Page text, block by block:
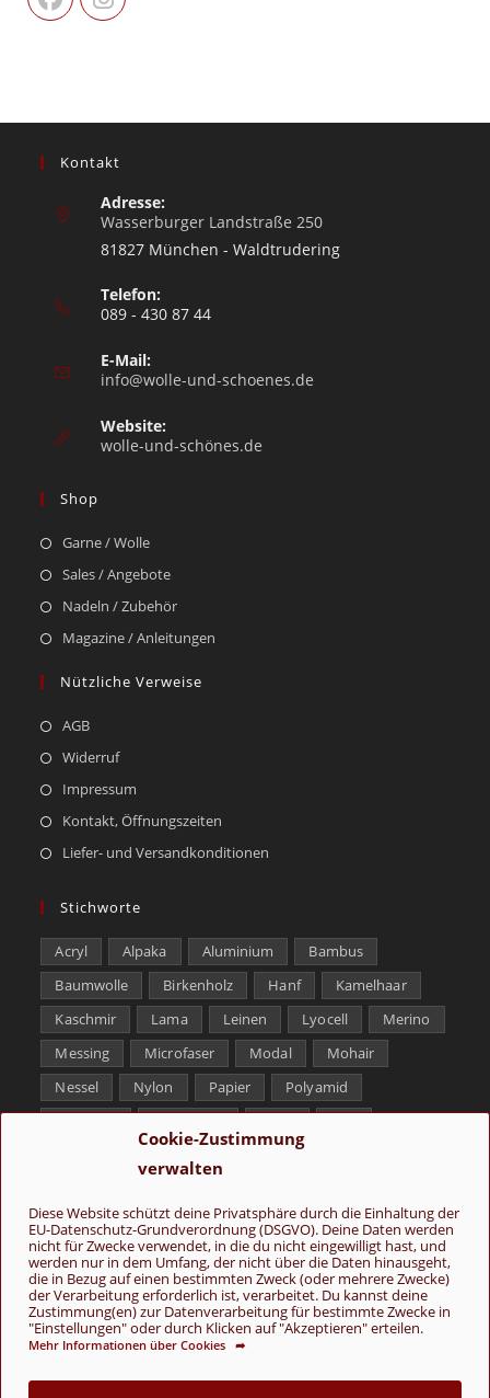
Cookie-Zustimmung
verwalten
Diese Website schützt deine Privatsphäre durch die Einhaltung der
EU-Datenschutz-Grundverordnung (DSGVO). Deine Daten werden
nicht für Zwecke verwendet, in die du nicht eingewilligt hast, und
werden nur in dem Umfang, der nicht über die Daten hinausgeht,
die in Bezug auf einen bestimmten Zweck (oder mehrere Zwecke)
der Verarbeitung erforderlich ist, verarbeitet. Du kannst deine
Zustimmung(en) zur Datenverarbeitung für bestimmte Zwecke in
"Einstellungen" oder durch Klicken auf "Akzeptieren" erteilen.
Mehr Informationen über Cookies ➦
Kontakt
Adresse:
Wasserburger Landstraße 250
81827 München - Waldtrudering
Telefon:
089 - 430 87 44
E-Mail:
info@wolle-und-schoenes.de
Website:
wolle-und-schönes.de
Shop
Garne / Wolle
Sales / Angebote
Nadeln / Zubehör
Magazine / Anleitungen
Nützliche Verweise
AGB
Widerruf
Impressum
Kontakt, Öffnungszeiten
Liefer- und Versandkonditionen
Stichworte
Acryl Alpaka Aluminium
Bambus
Baumwolle
Birkenholz Hanf
Kamelhaar
Kaschmir
Lama Leinen Lyocell
Merino
Messing
Microfaser Modal
Mohair
Nessel
Nylon Papier
Polyamid
Folge uns